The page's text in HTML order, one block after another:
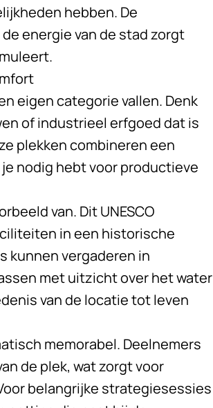
hebben. De
energie van de stad zorgt
eigen categorie vallen. Denk
of industrieel erfgoed dat is
plekken combineren een
nodig hebt voor productieve
van. Dit UNESCO
in een historische
kunnen vergaderen in
met uitzicht over het water
van de locatie tot leven
memorabel. Deelnemers
de plek, wat zorgt voor
belangrijke strategiesessies